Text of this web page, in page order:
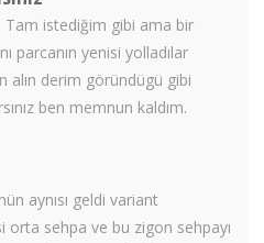
Tam istediğim gibi ama bir
parcanın yenisi yolladılar
alın derim göründügü gibi
ben memnun kaldım.
aynısı geldi variant
orta sehpa ve bu zigon sehpayı